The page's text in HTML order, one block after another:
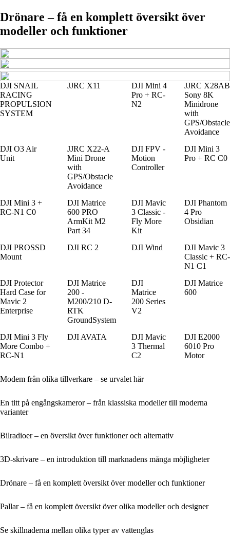
Drönare – få en komplett översikt över
modeller och funktioner
DJI SNAIL
RACING
PROPULSION
SYSTEM
JJRC X11
DJI Mini 4
Pro + RC-
N2
JJRC X28AB
Sony 8K
Minidrone
with
GPS/Obstacle
Avoidance
DJI O3 Air
Unit
JJRC X22-A
Mini Drone
with
GPS/Obstacle
Avoidance
DJI FPV -
Motion
Controller
DJI Mini 3
Pro + RC C0
DJI Mini 3 +
RC-N1 C0
DJI Matrice
600 PRO
ArmKit M2
Part 34
DJI Mavic
3 Classic -
Fly More
Kit
DJI Phantom
4 Pro
Obsidian
DJI PROSSD
Mount
DJI RC 2 DJI Wind
DJI Mavic 3
Classic + RC-
N1 C1
DJI Protector
Hard Case for
Mavic 2
Enterprise
DJI Matrice
200 -
M200/210 D-
RTK
GroundSystem
DJI
Matrice
200 Series
V2
DJI Matrice
600
DJI Mini 3 Fly
More Combo +
RC-N1
DJI AVATA
DJI Mavic
3 Thermal
C2
DJI E2000
6010 Pro
Motor
Modem från olika tillverkare – se urvalet här
En titt på engångskameror – från klassiska modeller till moderna
varianter
Bilradioer – en översikt över funktioner och alternativ
3D-skrivare – en introduktion till marknadens många möjligheter
Drönare – få en komplett översikt över modeller och funktioner
Pallar – få en komplett översikt över olika modeller och designer
Se skillnaderna mellan olika typer av vattenglas